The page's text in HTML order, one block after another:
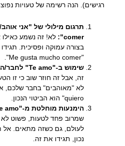
רגישים). הנה רשימה של טעויות
comer":
לא! זה נשמע
"Me gusta mucho comer".
שימוש ב-"Te amo" לחבר/ה טוב/ה:
זה, אבל זה חוזר שוב כי זו
quiero" הוא הביטוי הנכון.
הימנעות מוחלטת מ-"Te amo" מתוך פחד:
לעולם, גם כשזה מתאים. אל
נכון, תגידו את זה.